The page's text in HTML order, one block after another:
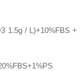
1.5g / L)+10%FBS +